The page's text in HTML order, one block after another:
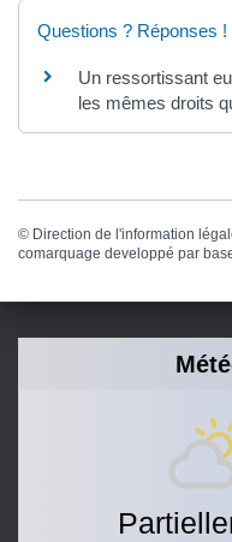
Questions ? Réponses !
Un ressortissant
les mêmes droits
© Direction de l'information
comarquage developpé par